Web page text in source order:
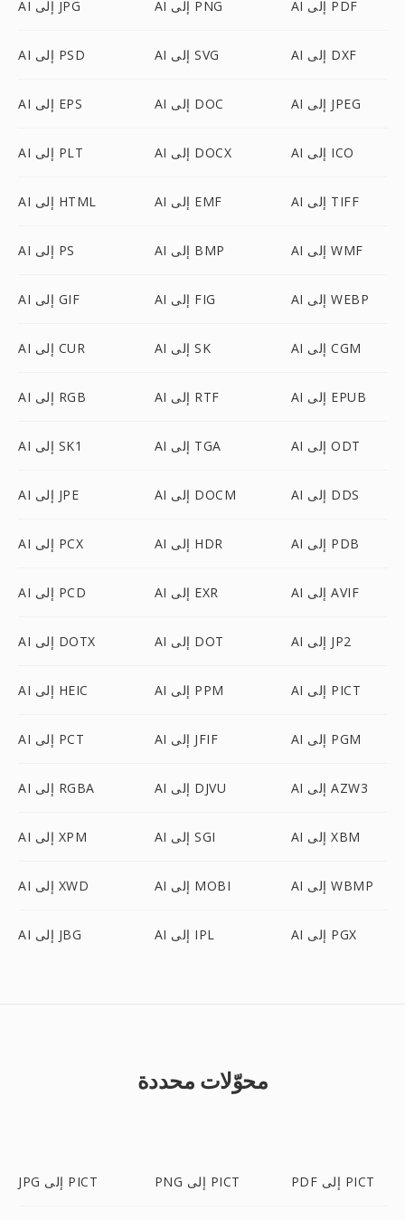
AI إلى JPG AI إلى PNG AI إلى PDF
AI إلى PSD AI إلى SVG AI إلى DXF
AI إلى EPS AI إلى DOC AI إلى JPEG
AI إلى PLT AI إلى DOCX AI إلى ICO
AI إلى HTML AI إلى EMF AI إلى TIFF
AI إلى PS AI إلى BMP AI إلى WMF
AI إلى GIF AI إلى FIG AI إلى WEBP
AI إلى CUR AI إلى SK AI إلى CGM
AI إلى RGB AI إلى RTF AI إلى EPUB
AI إلى SK1 AI إلى TGA AI إلى ODT
AI إلى JPE AI إلى DOCM AI إلى DDS
AI إلى PCX AI إلى HDR AI إلى PDB
AI إلى PCD AI إلى EXR AI إلى AVIF
AI إلى DOTX AI إلى DOT AI إلى JP2
AI إلى HEIC AI إلى PPM AI إلى PICT
AI إلى PCT AI إلى JFIF AI إلى PGM
AI إلى RGBA AI إلى DJVU AI إلى AZW3
AI إلى XPM AI إلى SGI AI إلى XBM
AI إلى XWD AI إلى MOBI AI إلى WBMP
AI إلى JBG AI إلى IPL AI إلى PGX
محوّلات محددة
JPG إلى PICT PNG إلى PICT PDF إلى PICT